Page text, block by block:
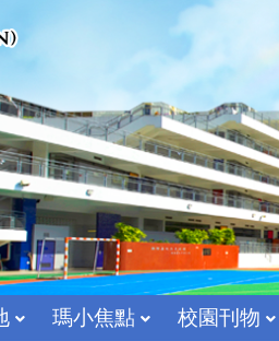
瑪小焦點 校園刊物